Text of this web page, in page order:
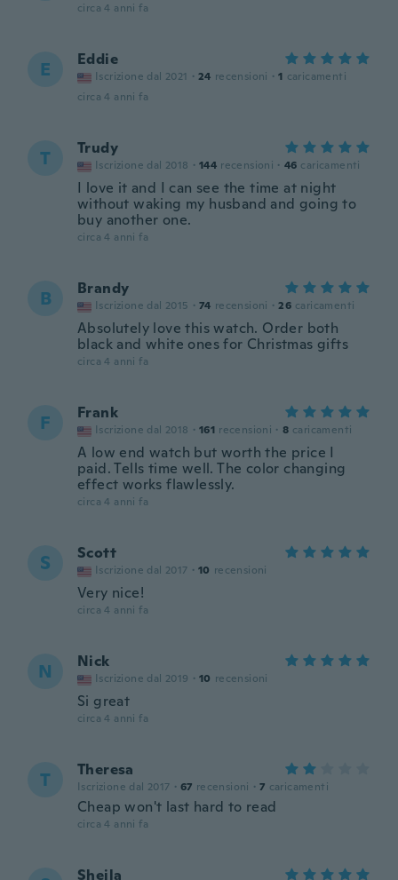
circa 4 anni fa
E Eddie
Iscrizione dal 2021 · 24 recensioni · 1 caricamenti
circa 4 anni fa
T Trudy
Iscrizione dal 2018 · 144 recensioni · 46 caricamenti
I love it and I can see the time at night
without waking my husband and going to
buy another one.
circa 4 anni fa
B Brandy
Iscrizione dal 2015 · 74 recensioni · 26 caricamenti
Absolutely love this watch. Order both
black and white ones for Christmas gifts
circa 4 anni fa
F Frank
Iscrizione dal 2018 · 161 recensioni · 8 caricamenti
A low end watch but worth the price I
paid. Tells time well. The color changing
effect works flawlessly.
circa 4 anni fa
S Scott
Iscrizione dal 2017 · 10 recensioni
Very nice!
circa 4 anni fa
N Nick
Iscrizione dal 2019 · 10 recensioni
Si great
circa 4 anni fa
T Theresa
Iscrizione dal 2017 · 67 recensioni · 7 caricamenti
Cheap won't last hard to read
circa 4 anni fa
Sheila